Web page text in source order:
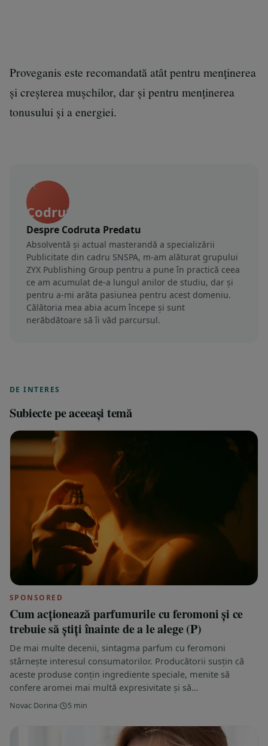
Proveganis este recomandată atât pentru menținerea
și creșterea mușchilor, dar și pentru menținerea
tonusului și a energiei.
Despre Codruta Predatu
Absolventă și actual masterandă a specializării
Publicitate din cadru SNSPA, m-am alăturat grupului
ZYX Publishing Group pentru a pune în practică ceea
ce am acumulat de-a lungul anilor de studiu, dar și
pentru a-mi arăta pasiunea pentru acest domeniu.
Călătoria mea abia acum începe și sunt
nerăbdătoare să îi văd parcursul.
DE INTERES
Subiecte pe aceeași temă
SPONSORED
Cum acționează parfumurile cu feromoni și ce
trebuie să știți înainte de a le alege (P)
De mai multe decenii, sintagma parfum cu feromoni
stârnește interesul consumatorilor. Producătorii susțin că
aceste produse conțin ingrediente speciale, menite să
confere aromei mai multă expresivitate și să…
Novac Dorina· 5 min